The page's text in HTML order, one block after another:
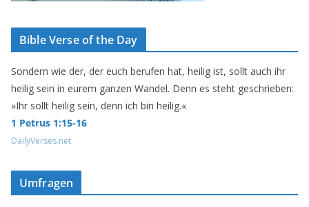
Bible Verse of the Day
Sondern wie der, der euch berufen hat, heilig ist, sollt auch ihr
heilig sein in eurem ganzen Wandel. Denn es steht geschrieben:
»Ihr sollt heilig sein, denn ich bin heilig.«
1 Petrus 1:15-16
DailyVerses.net
Umfragen